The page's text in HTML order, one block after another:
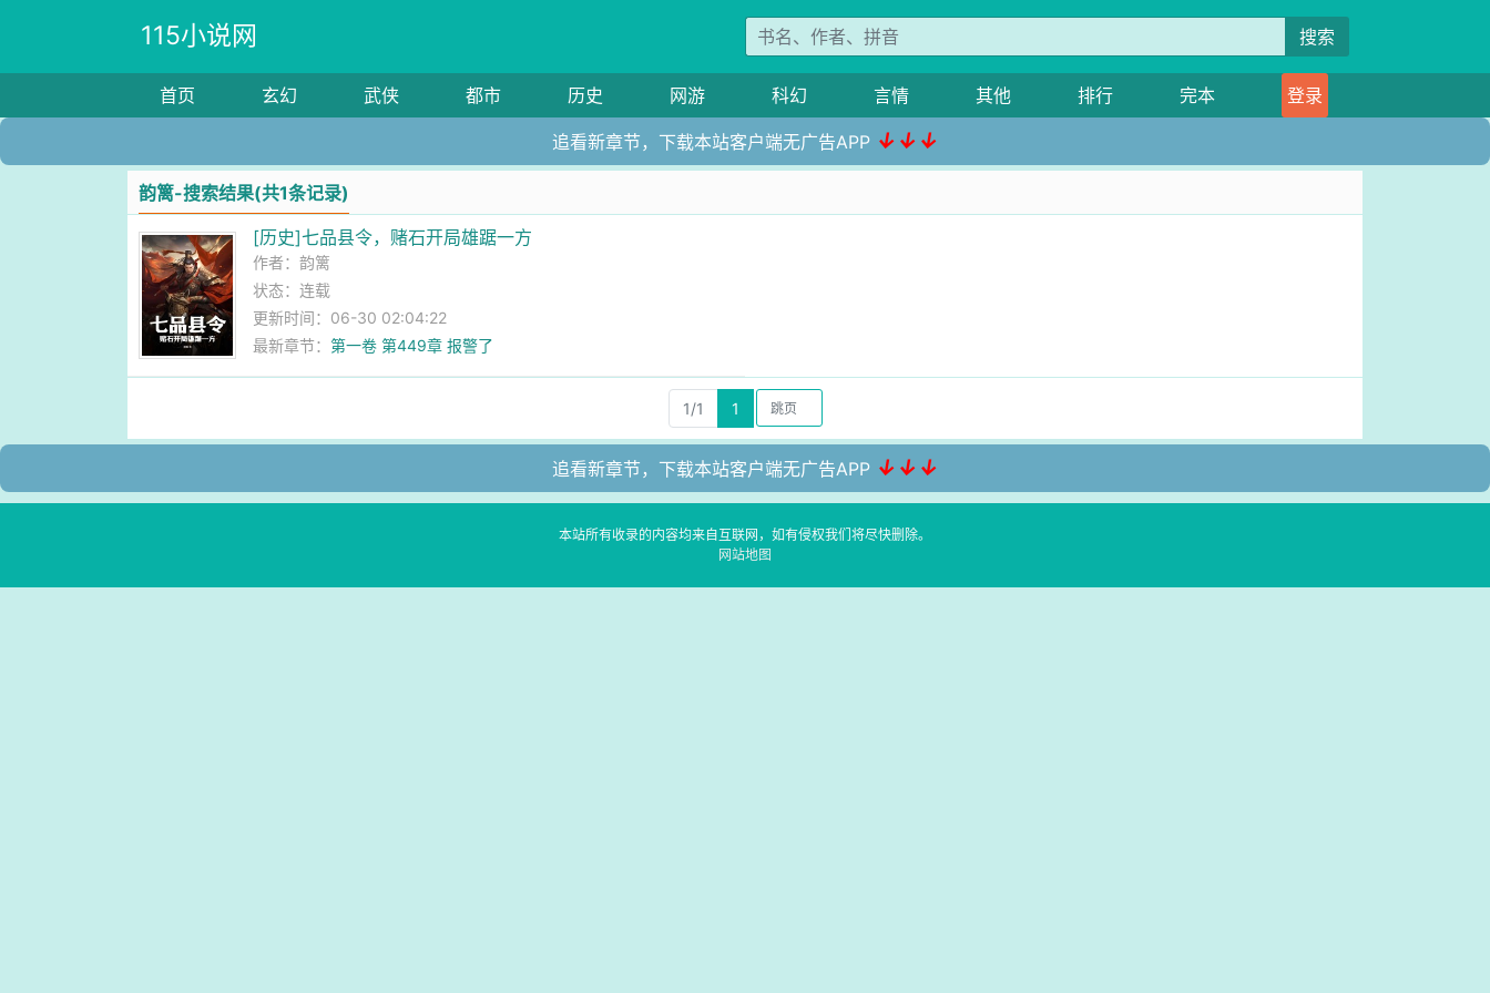
115小说网 搜索
首页 玄幻 武侠 都市 历史 网游 科幻 言情 其他 排行 完本 登录
追看新章节，下载本站客户端无广告APP ↓↓↓
韵篱-搜索结果(共1条记录)
[历史]七品县令，赌石开局雄踞一方
作者：韵篱
状态：连载
更新时间：06-30 02:04:22
最新章节：第一卷 第449章 报警了
1/1 1
追看新章节，下载本站客户端无广告APP ↓↓↓
本站所有收录的内容均来自互联网，如有侵权我们将尽快删除。
网站地图